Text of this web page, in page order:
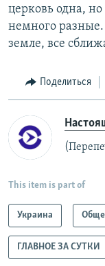
церковь одна,
немного
земле, все
Поделиться
This item is part of
Украина
ГЛАВНОЕ ЗА СУТКИ